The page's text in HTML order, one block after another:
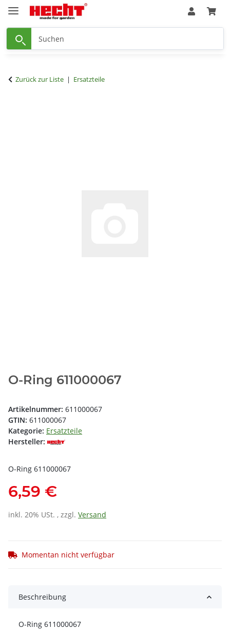
Zurück zur Liste Ersatzteile
O-Ring 611000067
Artikelnummer: 611000067
GTIN: 611000067
Kategorie: Ersatzteile
Hersteller:
O-Ring 611000067
6,59 €
inkl. 20% USt. , zzgl. Versand
Momentan nicht verfügbar
Beschreibung
O-Ring 611000067